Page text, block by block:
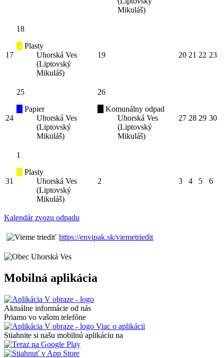
Mikuláš)
17
18
Plasty
Uhorská Ves
(Liptovský
Mikuláš)
19 20 21 22 23
24
25
Papier
Uhorská Ves
(Liptovský
Mikuláš)
26
Komunálny odpad
Uhorská Ves
(Liptovský
Mikuláš)
27 28 29 30
31
1
Plasty
Uhorská Ves
(Liptovský
Mikuláš)
2 3 4 5 6
Kalendár zvozu odpadu
https://envipak.sk/viemetriedit
Mobilná aplikácia
Aktuálne informácie od nás
Priamo vo vašom telefóne
Viac o aplikácii
Stiahnite si našu mobilnú aplikáciu na